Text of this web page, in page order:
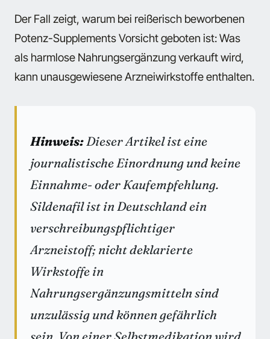
Der Fall zeigt, warum bei reißerisch beworbenen
Potenz-Supplements Vorsicht geboten ist: Was
als harmlose Nahrungsergänzung verkauft wird,
kann unausgewiesene Arzneiwirkstoffe enthalten.
Hinweis: Dieser Artikel ist eine
journalistische Einordnung und keine
Einnahme- oder Kaufempfehlung.
Sildenafil ist in Deutschland ein
verschreibungspflichtiger
Arzneistoff; nicht deklarierte
Wirkstoffe in
Nahrungsergänzungsmitteln sind
unzulässig und können gefährlich